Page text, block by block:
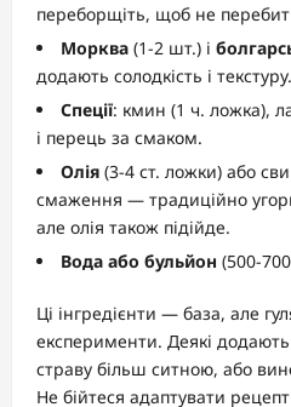
переборщіть, щоб не
Морква (1-2 шт.) і
додають солодкість і текстуру.
Спеції: кмин (1 ч. ложка),
і перець за смаком.
Олія (3-4 ст. ложки) або
смаження — традиційно
але олія також підійде.
Вода або бульйон (500-
Ці інгредієнти — база, але
експерименти. Деякі
страву більш ситною, або
Не бійтеся адаптувати